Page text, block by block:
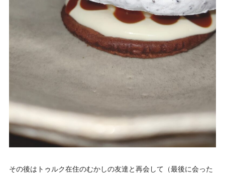
その後はトゥルク在住のむかしの友達と再会して（最後に会った